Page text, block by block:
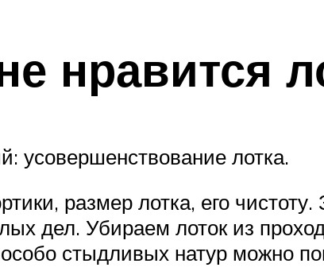
нравится
усовершенствование лотка.
размер лотка, его
дел. Убираем лоток из
стыдливых натур можно